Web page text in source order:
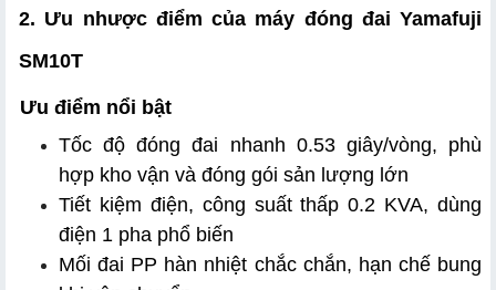
2. Ưu nhược điểm của máy đóng đai Yamafuji
SM10T
Ưu điểm nổi bật
Tốc độ đóng đai nhanh 0.53 giây/vòng, phù
hợp kho vận và đóng gói sản lượng lớn
Tiết kiệm điện, công suất thấp 0.2 KVA, dùng
điện 1 pha phổ biến
Mối đai PP hàn nhiệt chắc chắn, hạn chế bung